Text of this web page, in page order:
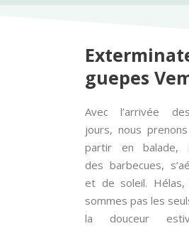
guepes
Avec l’arrivée
jours, nous
partir en balade,
des barbecues,
et de soleil. Hélas,
sommes pas les
la douceur